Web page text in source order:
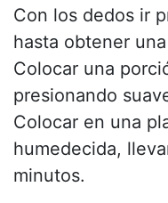
Con los dedos ir
hasta obtener
Colocar una
presionando
Colocar en una
humedecida,
minutos.